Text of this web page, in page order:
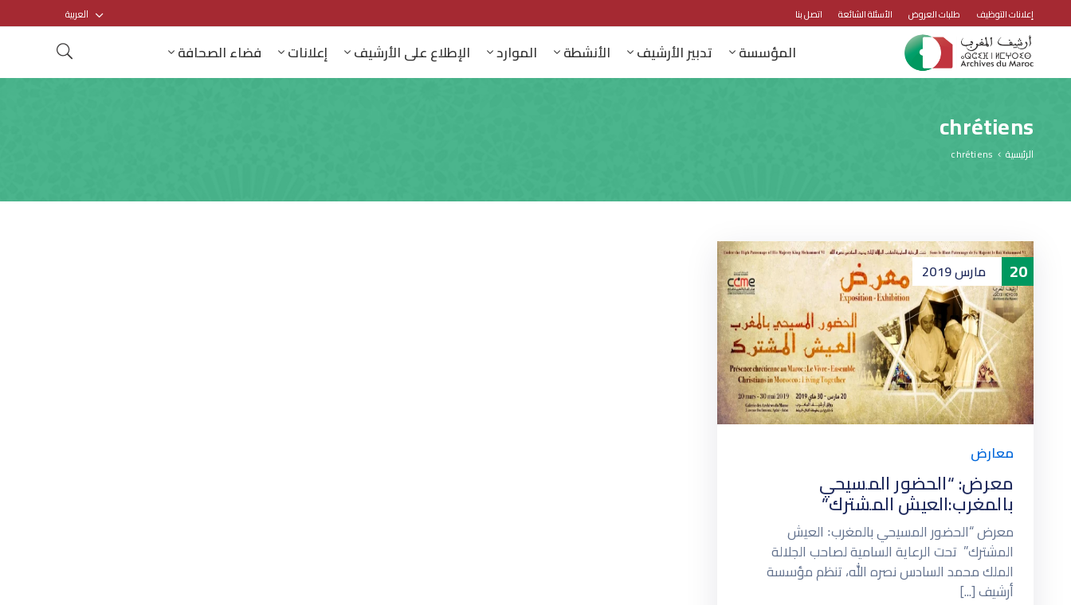
إعلانات التوظيف طلبات العروض الأسئلة الشائعة اتصل بنا العربية
المؤسسة تدبير الأرشيف الأنشطة الموارد الإطلاع على الأرشيف إعلانات فضاء الصحافة
chrétiens
الرئيسية chrétiens
20 مارس2019
معارض
معرض: “الحضور المسيحي
بالمغرب:العيش المشترك”
معرض “الحضور المسيحي بالمغرب꞉ العيش
المشترك” تحت الرعاية السامية لصاحب الجلالة
الملك محمد السادس نصره الله، تنظم مؤسسة
أرشيف [...]